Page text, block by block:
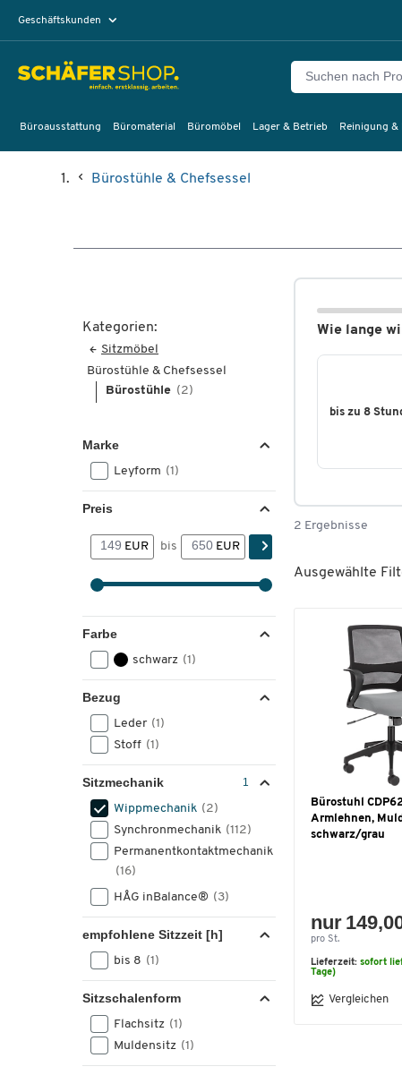
Geschäftskunden
Büroausstattung Büromaterial Büromöbel Lager & Betrieb Reinigung &
Bürostühle & Chefsessel
Kategorien:
Sitzmöbel
Bürostühle & Chefsessel
Bürostühle (2)
Marke
Leyform (1)
Preis
EUR bis EUR
Farbe
schwarz (1)
Bezug
Leder (1)
Stoff (1)
Sitzmechanik
Wippmechanik (2)
Synchronmechanik (112)
Permanentkontaktmechanik
(16)
HÅG inBalance® (3)
empfohlene Sitzzeit [h]
bis 8 (1)
Sitzschalenform
Flachsitz (1)
Muldensitz (1)
Wie lange
bis zu 8
2 Ergebnisse
Ausgewählte
Bürostuhl
Armlehnen,
schwarz/grau
nur
pro St.
Lieferzeit: sofort
Tage)
Vergleichen